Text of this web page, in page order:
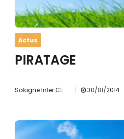
Actus
PIRATAGE
Sologne Inter CE | 30/01/2014